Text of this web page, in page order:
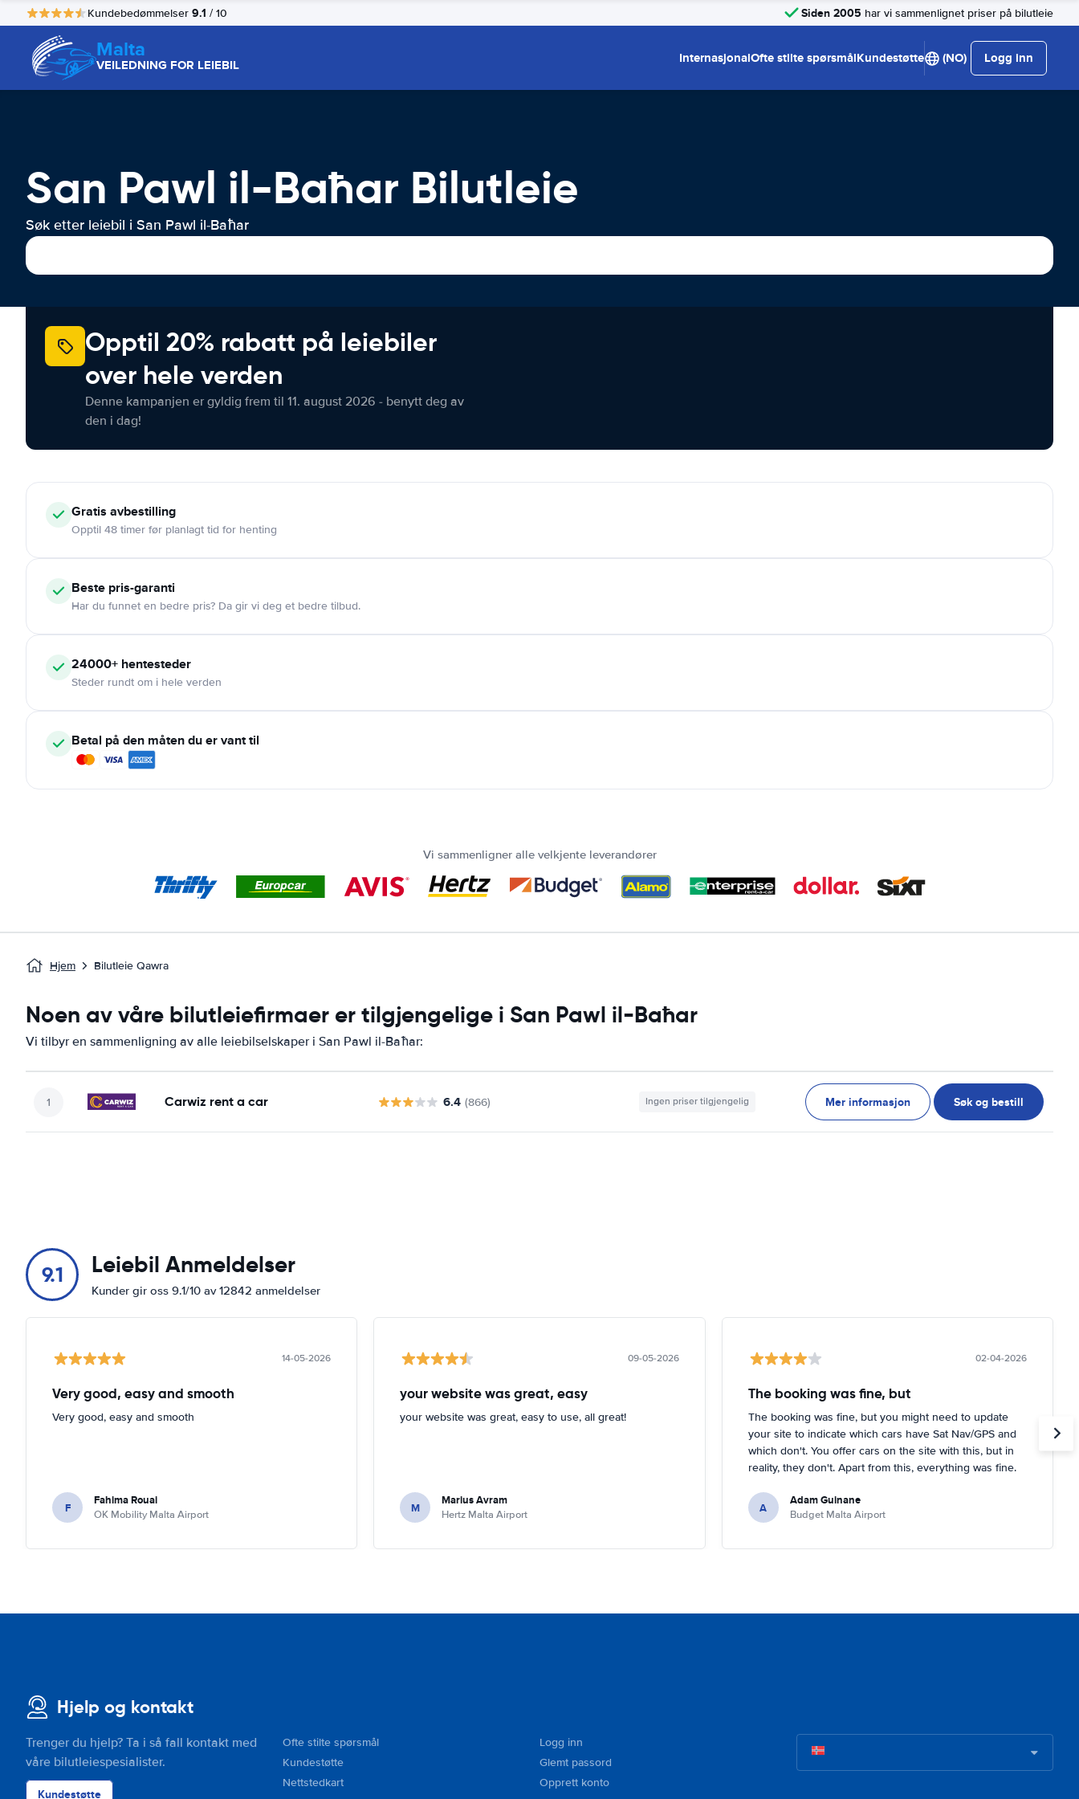
Kundebedømmelser 9.1 / 10 Siden 2005 har vi sammenlignet priser på bilutleie
Malta
VEILEDNING FOR LEIEBIL InternasjonalOfte stilte spørsmålKundestøtte (NO) Logg inn
San Pawl il-Baħar Bilutleie
Søk etter leiebil i San Pawl il-Baħar
Opptil 20% rabatt på leiebiler
over hele verden
Denne kampanjen er gyldig frem til 11. august 2026 - benytt deg av
den i dag!
Gratis avbestilling
Opptil 48 timer før planlagt tid for henting
Beste pris-garanti
Har du funnet en bedre pris? Da gir vi deg et bedre tilbud.
24000+ hentesteder
Steder rundt om i hele verden
Betal på den måten du er vant til
Vi sammenligner alle velkjente leverandører
Hjem Bilutleie Qawra
Noen av våre bilutleiefirmaer er tilgjengelige i San Pawl il-Baħar
Vi tilbyr en sammenligning av alle leiebilselskaper i San Pawl il-Baħar:
Carwiz rent a car 6.4 (866) Ingen priser tilgjengelig Mer informasjon Søk og bestill
9.1 Leiebil Anmeldelser
Kunder gir oss 9.1/10 av 12842 anmeldelser
14-05-2026
Very good, easy and smooth
Very good, easy and smooth
F Fahima Rouai
OK Mobility Malta Airport
09-05-2026
your website was great, easy
your website was great, easy to use, all great!
M Marius Avram
Hertz Malta Airport
02-04-2026
The booking was fine, but
The booking was fine, but you might need to update
your site to indicate which cars have Sat Nav/GPS and
which don't. You offer cars on the site with this, but in
reality, they don't. Apart from this, everything was fine.
A Adam Guinane
Budget Malta Airport
Hjelp og kontakt
Trenger du hjelp? Ta i så fall kontakt med
våre bilutleiespesialister.
Kundestøtte
Ofte stilte spørsmål
Kundestøtte
Nettstedkart
Logg inn
Glemt passord
Opprett konto